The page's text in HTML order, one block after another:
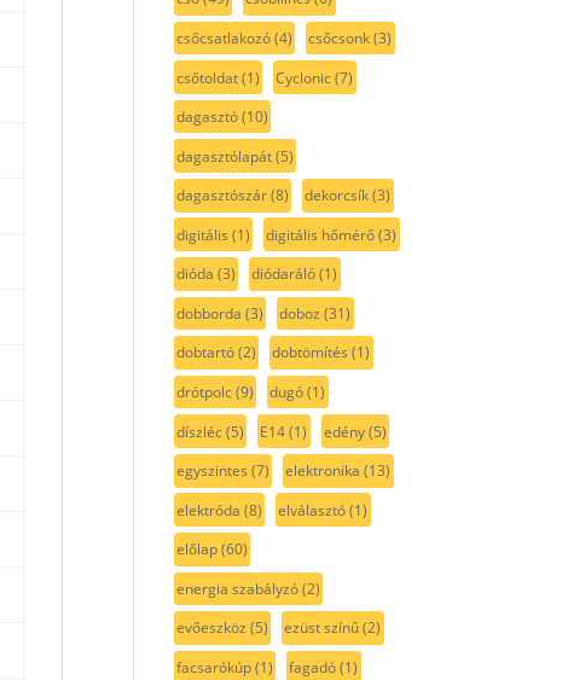
csőcsatlakozó(4) csőcsonk(3)
csőtoldat(1) Cyclonic(7)
dagasztó(10)
dagasztólapát(5)
dagasztószár(8) dekorcsík(3)
digitális (1) digitális hőmérő(3)
dióda (3) diódaráló(1)
dobborda (3) doboz (31)
dobtartó(2) dobtömítés (1)
drótpolc(9) dugó(1)
díszléc(5) E14(1) edény(5)
egyszintes (7) elektronika (13)
elektróda (8) elválasztó(1)
előlap(60)
energia szabályzó(2)
evőeszköz (5) ezüst színű(2)
facsarókúp(1) fagadó(1)